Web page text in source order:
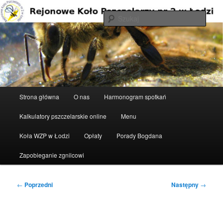
Przeskocz
do
tekstu
Rejonowe Koło Pszczelarzy nr 2 w
Łodzi
Strona główna O nas Harmonogram spotkań
Kalkulatory pszczelarskie online Menu
Koła WZP w Łodzi Opłaty Porady Bogdana
Zapobieganie zgnilcowi
Nawigacja
← Poprzedni Następny →